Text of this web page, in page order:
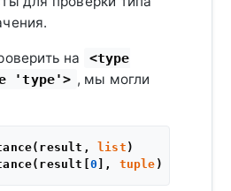
на
<type
'type'> , мы могли
list )
0 ], tuple